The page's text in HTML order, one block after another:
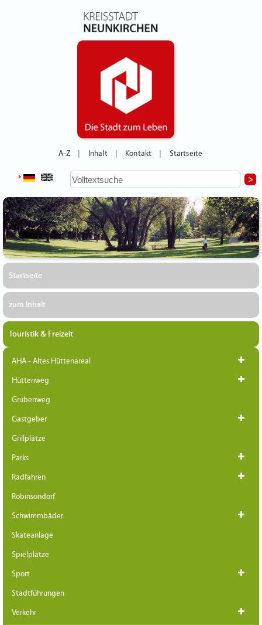
A-Z Inhalt Kontakt Startseite
Startseite
zum Inhalt
Touristik & Freizeit
AHA - Altes Hüttenareal
Hüttenweg
Grubenweg
Gastgeber
Grillplätze
Parks
Radfahren
Robinsondorf
Schwimmbäder
Skateanlage
Spielplätze
Sport
Stadtführungen
Verkehr